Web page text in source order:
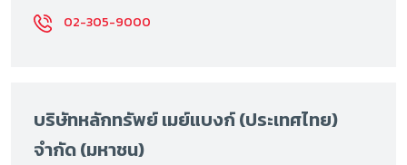
02-305-9000
บริษัทหลักทรัพย์ เมย์แบงก์ (ประเทศไทย)
จำกัด (มหาชน)